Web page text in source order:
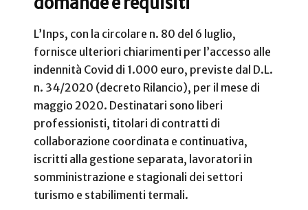
L’Inps, con la circolare n. 80 del 6 luglio,
fornisce ulteriori chiarimenti per l’accesso alle
indennità Covid di 1.000 euro, previste dal D.L.
n. 34/2020 (decreto Rilancio), per il mese di
maggio 2020. Destinatari sono liberi
professionisti, titolari di contratti di
collaborazione coordinata e continuativa,
iscritti alla gestione separata, lavoratori in
somministrazione e stagionali dei settori
turismo e stabilimenti termali.